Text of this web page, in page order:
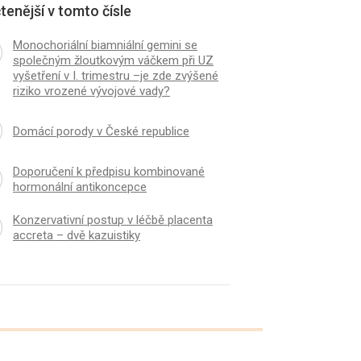
v tomto čísle
Monochoriální biamniální gemini se
společným žloutkovým váčkem při UZ
vyšetření v I. trimestru –je zde zvýšené
riziko vrozené vývojové vady?
Domácí porody v České republice
Doporučení k předpisu kombinované
hormonální antikoncepce
Konzervativní postup v léčbě placenta
accreta – dvě kazuistiky